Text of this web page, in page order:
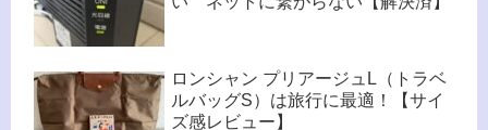
ロンシャン プリアージュL（トラベ
ルバッグS）は旅行に最適！【サイ
ズ感レビュー】